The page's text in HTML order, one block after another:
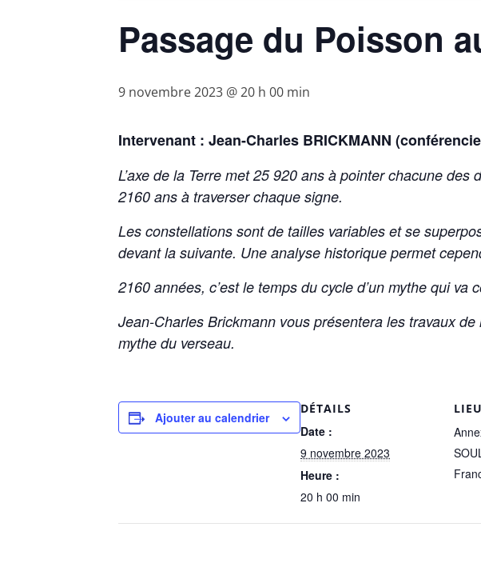
Passage du Poisson
9 novembre 2023 @ 20 h 00 min
Intervenant : Jean-Charles BRICKMANN
L’axe de la Terre met 25 920 ans à pointer chacune
2160 ans à traverser chaque signe.
Les constellations sont de tailles variables et se
devant la suivante. Une analyse historique permet
2160 années, c’est le temps du cycle d’un mythe qui va
Jean-Charles Brickmann vous présentera les travaux
mythe du verseau.
Ajouter au calendrier
DÉTAILS
Date :
9 novembre 2023
Heure :
20 h 00 min
LIEU